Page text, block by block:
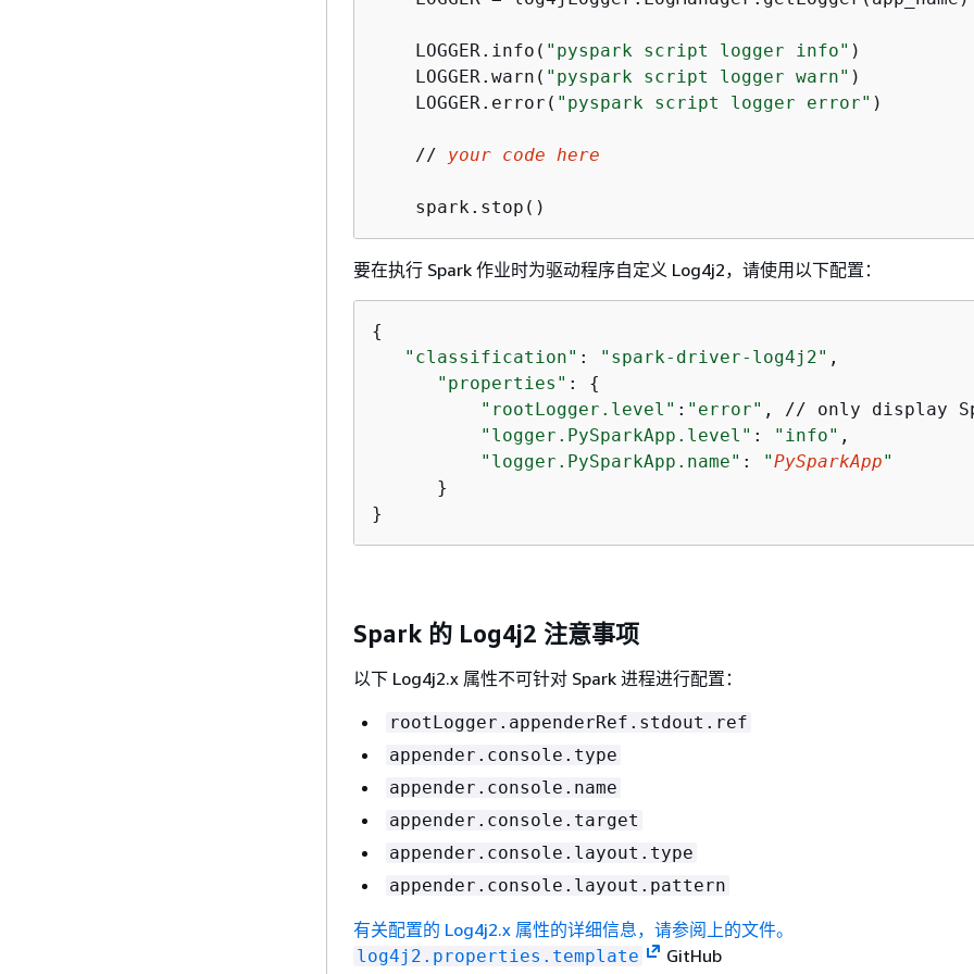
    LOGGER.info(
"pyspark script logger info" )
    LOGGER.warn(
"pyspark script logger warn" )
    LOGGER.error(
"pyspark script logger error" )
    //
your code here
    spark.stop()
要在执行 Spark 作业时为驱动程序自定义 Log4j2，请使用以下配置：
{
"classification" : "spark-driver-log4j2" ,
"properties" : {
"rootLogger.level" : "error" , // only display
"logger.PySparkApp.level" : "info" ,
"logger.PySparkApp.name" : "PySparkApp"
      }
}
Spark 的 Log4j2 注意事项
以下 Log4j2.x 属性不可针对 Spark 进程进行配置：
rootLogger.appenderRef.stdout.ref
appender.console.type
appender.console.name
appender.console.target
appender.console.layout.type
appender.console.layout.pattern
有关配置的 Log4j2.x 属性的详细信息，请参阅上的文件。
log4j2.properties.template GitHub